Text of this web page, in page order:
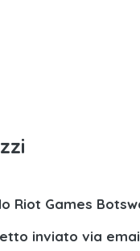
Riot Games
inviato via